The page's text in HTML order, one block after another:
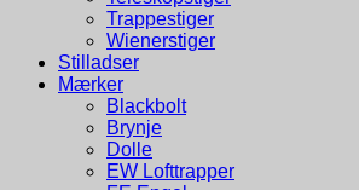
Trappestiger
Wienerstiger
Stilladser
Mærker
Blackbolt
Brynje
Dolle
EW Lofttrapper